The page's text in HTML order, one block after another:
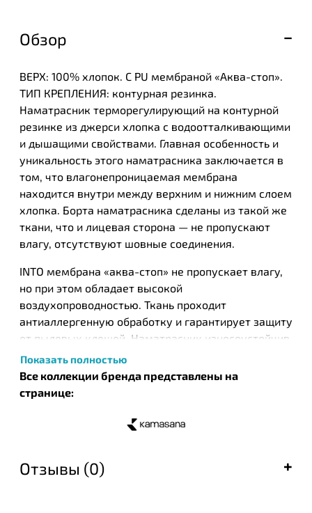
Обзор
ВЕРХ: 100% хлопок. С PU мембраной «Аква-стоп».
ТИП КРЕПЛЕНИЯ: контурная резинка.
Наматрасник терморегулирующий на контурной
резинке из джерси хлопка с водоотталкивающими
и дышащими свойствами. Главная особенность и
уникальность этого наматрасника заключается в
том, что влагонепроницаемая мембрана
находится внутри между верхним и нижним слоем
хлопка. Борта наматрасника сделаны из такой же
ткани, что и лицевая сторона — не пропускают
влагу, отсутствуют шовные соединения.
INTO мембрана «аква-стоп» не пропускает влагу,
но при этом обладает высокой
воздухопроводностью. Ткань проходит
антиаллергенную обработку и гарантирует защиту
от пылевых клещей. Наматрасник износоустойчив,
изготовлен в виде натяжной простыни на
эластичной резинке по контуру.
Kamasana - испанский бренд товаров для сна.
Компания использует современные технологии
производства, постоянно совершенствуя их и, при
заложенные Кандидо Пенальбо Моренкосом.
Показать полностью
Все коллекции бренда представлены на
странице:
Отзывы (0)